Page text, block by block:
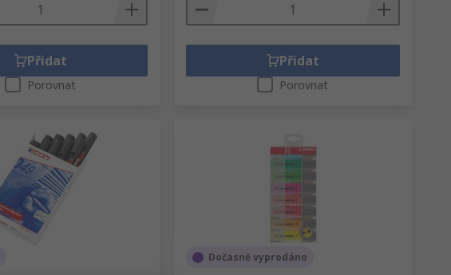
Přidat
Porovnat
Přidat
Porovnat
Dočasně vyprodáno